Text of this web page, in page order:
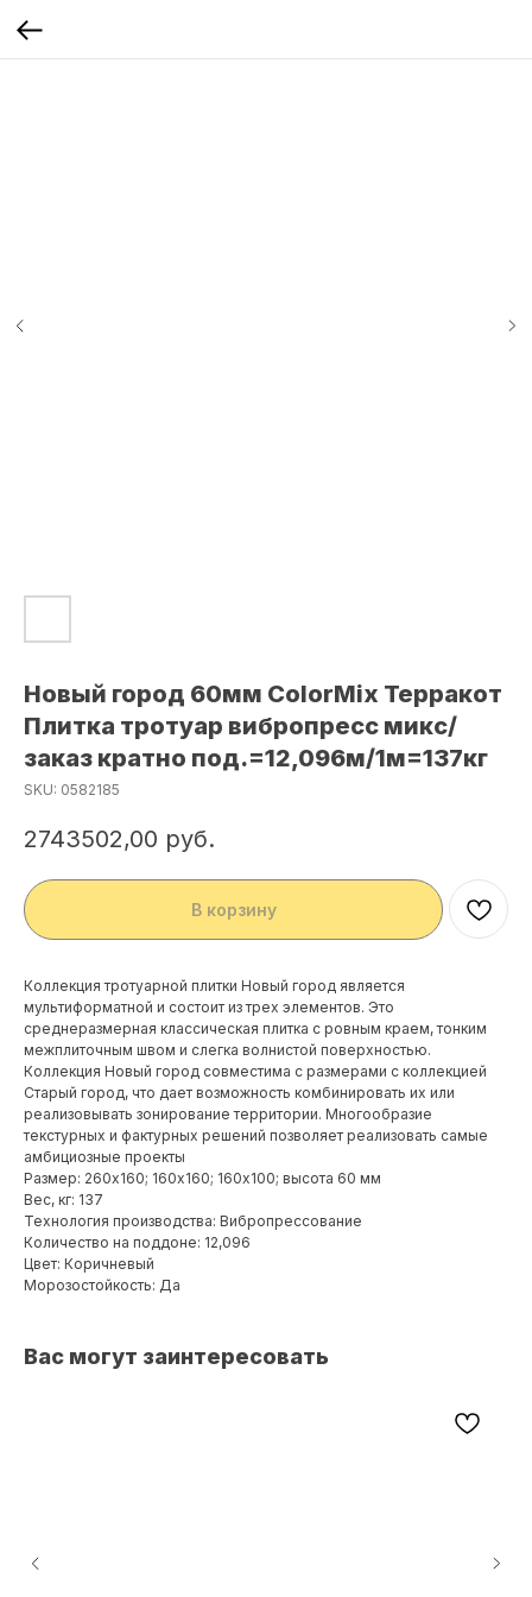
Новый город 60мм ColorMix Терракот
Плитка тротуар вибропресс микс/
заказ кратно под.=12,096м/1м=137кг
SKU: 0582185
2743502,00 руб.
В корзину
Коллекция тротуарной плитки Новый город является
мультиформатной и состоит из трех элементов. Это
среднеразмерная классическая плитка с ровным краем, тонким
межплиточным швом и слегка волнистой поверхностью.
Коллекция Новый город совместима с размерами с коллекцией
Старый город, что дает возможность комбинировать их или
реализовывать зонирование территории. Многообразие
текстурных и фактурных решений позволяет реализовать самые
амбициозные проекты
Размер: 260х160; 160х160; 160х100; высота 60 мм
Вес, кг: 137
Технология производства: Вибропрессование
Количество на поддоне: 12,096
Цвет: Коричневый
Морозостойкость: Да
Вас могут заинтересовать